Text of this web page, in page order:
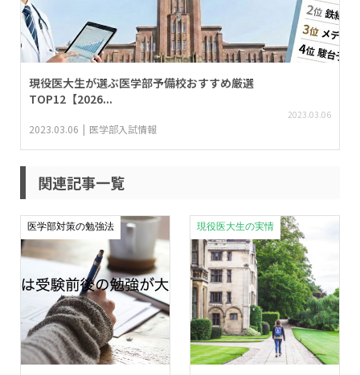
現役医大生が選ぶ医学部予備校おすすめ厳選
TOP12【2026...
2023.03.06
2023.03.06 医学部入試情報
関連記事一覧
医学部対策の勉強法 現役医大生の実情